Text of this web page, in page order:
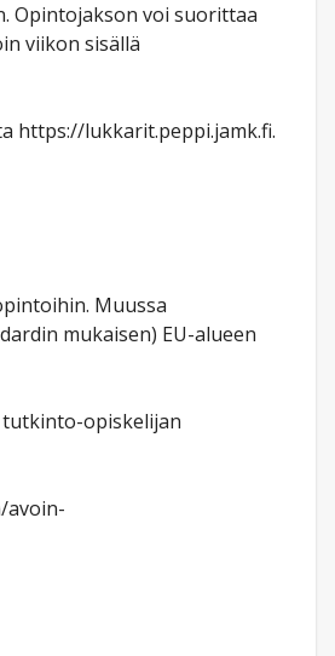
Opintojakson voi suorittaa
viikon sisällä
https://lukkarit.peppi.jamk.fi.
Muussa
mukaisen) EU-alueen
tutkinto-opiskelijan
avoin-